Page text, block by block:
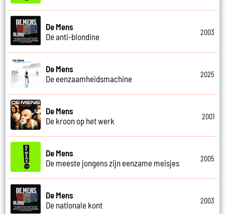
De Mens
De anti-blondine
2003
De Mens
De eenzaamheidsmachine
2025
De Mens
De kroon op het werk
2001
De Mens
De meeste jongens zijn eenzame meisjes
2005
De Mens
De nationale kont
2003